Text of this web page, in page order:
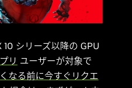
シリーズ以降の GPU
リ ユーザーが対象で
なる前に今すぐリクエ